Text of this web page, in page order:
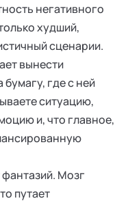
негативного
худший,
сценарии.
вынести
где с ней
ситуацию,
и, что главное,
Мозг
путает